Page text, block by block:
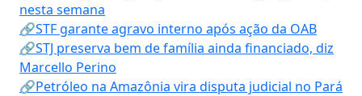
nesta semana
🔗STF garante agravo interno após ação da OAB
🔗STJ preserva bem de família ainda financiado, diz
Marcello Perino
🔗Petróleo na Amazônia vira disputa judicial no Pará